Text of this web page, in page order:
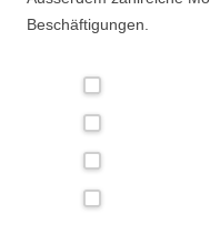
Beschäftigungen.